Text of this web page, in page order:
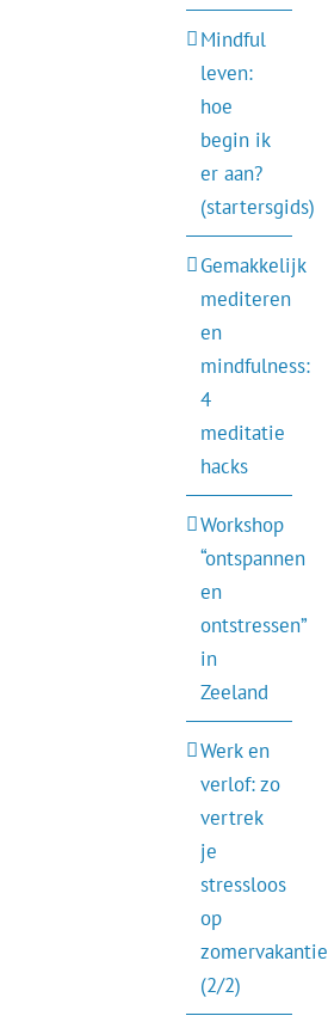
Mindful
leven:
hoe
begin ik
er aan?
(startersgids)
Gemakkelijk
mediteren
en
mindfulness:
4
meditatie
hacks
Workshop
“ontspannen
en
ontstressen”
in
Zeeland
Werk en
verlof: zo
vertrek
je
stressloos
op
zomervakantie
(2/2)